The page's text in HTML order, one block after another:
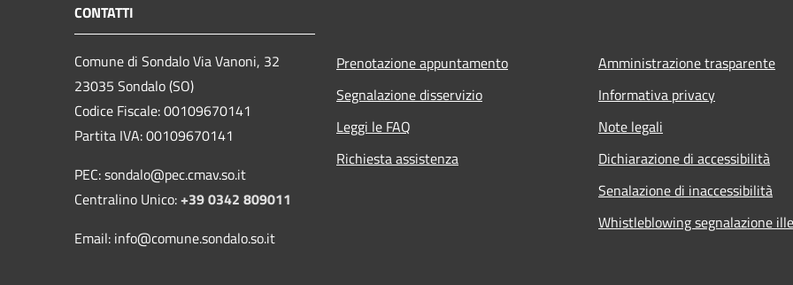
CONTATTI
Comune di Sondalo Via Vanoni, 32
23035 Sondalo (SO)
Codice Fiscale: 00109670141
Partita IVA: 00109670141
PEC: sondalo@pec.cmav.so.it
Centralino Unico:+39 0342 809011
Email: info@comune.sondalo.so.it
Prenotazione appuntamento
Segnalazione disservizio
Leggi le FAQ
Richiesta assistenza
Amministrazione trasparente
Informativa privacy
Note legali
Dichiarazione di accessibilità
Senalazione di inaccessibilità
Whistleblowing segnalazione